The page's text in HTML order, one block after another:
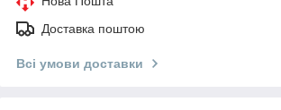
Доставка поштою
Всі умови доставки